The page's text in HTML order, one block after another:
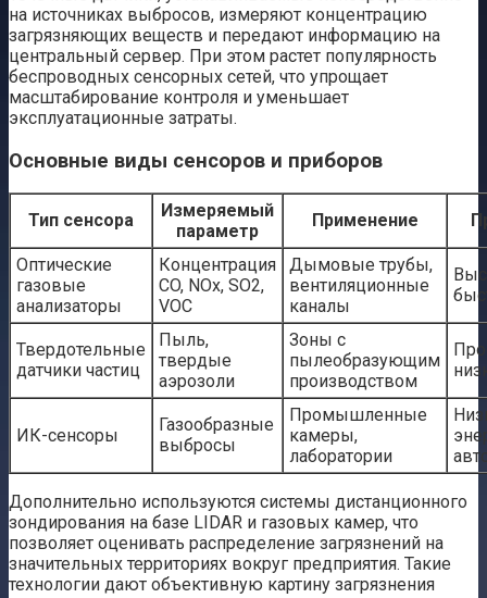
на источниках выбросов, измеряют концентрацию
загрязняющих веществ и передают информацию на
центральный сервер. При этом растет популярность
беспроводных сенсорных сетей, что упрощает
масштабирование контроля и уменьшает
эксплуатационные затраты.
Основные виды сенсоров и приборов
Тип сенсора
Измеряемый
параметр
Применение
Оптические
газовые
анализаторы
Концентрация
CO, NOx, SO2,
VOC
Дымовые трубы,
вентиляционные
каналы
Твердотельные
датчики частиц
Пыль,
твердые
аэрозоли
Зоны с
пылеобразующим
производством
ИК-сенсоры
Газообразные
выбросы
Промышленные
камеры,
лаборатории
Дополнительно используются системы дистанционного
зондирования на базе LIDAR и газовых камер, что
позволяет оценивать распределение загрязнений на
значительных территориях вокруг предприятия. Такие
технологии дают объективную картину загрязнения